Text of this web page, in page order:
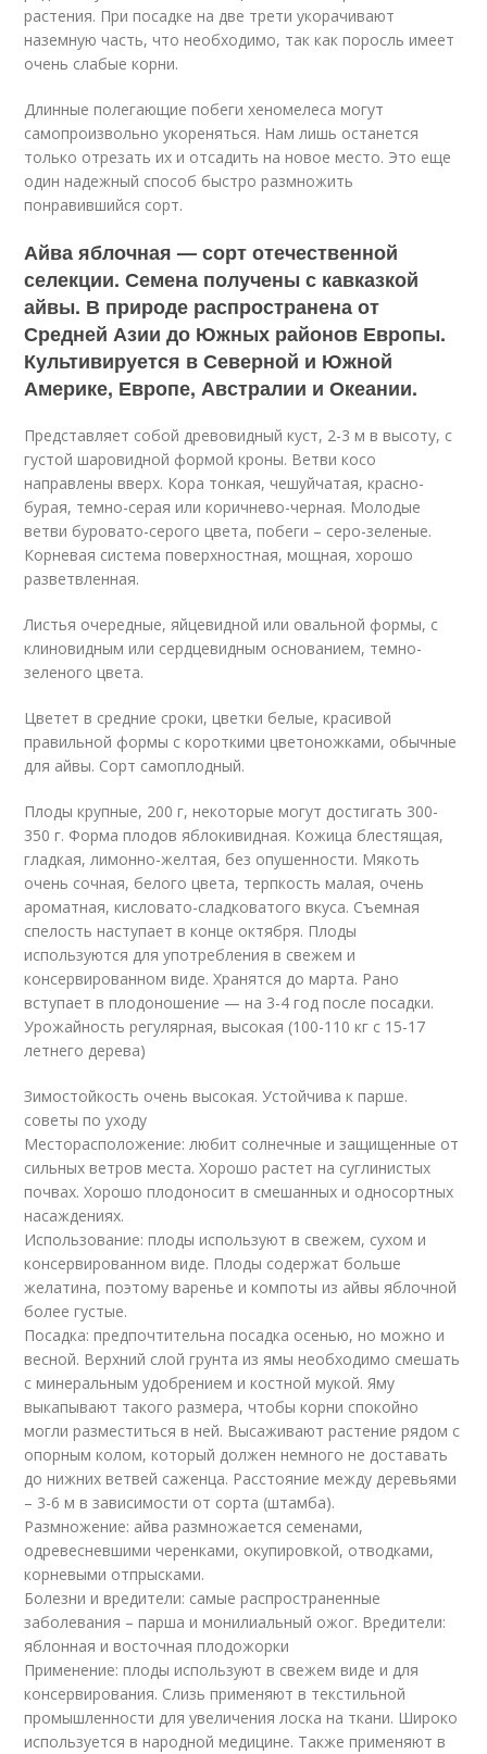
растения. При посадке на две трети укорачивают
наземную часть, что необходимо, так как поросль имеет
очень слабые корни.
Длинные полегающие побеги хеномелеса могут
самопроизвольно укореняться. Нам лишь останется
только отрезать их и отсадить на новое место. Это еще
один надежный способ быстро размножить
понравившийся сорт.
Айва яблочная — сорт отечественной
селекции. Семена получены с кавказкой
айвы. В природе распространена от
Средней Азии до Южных районов Европы.
Культивируется в Северной и Южной
Америке, Европе, Австралии и Океании.
Представляет собой древовидный куст, 2-3 м в высоту, с
густой шаровидной формой кроны. Ветви косо
направлены вверх. Кора тонкая, чешуйчатая, красно-
бурая, темно-серая или коричнево-черная. Молодые
ветви буровато-серого цвета, побеги – серо-зеленые.
Корневая система поверхностная, мощная, хорошо
разветвленная.
Листья очередные, яйцевидной или овальной формы, с
клиновидным или сердцевидным основанием, темно-
зеленого цвета.
Цветет в средние сроки, цветки белые, красивой
правильной формы с короткими цветоножками, обычные
для айвы. Сорт самоплодный.
Плоды крупные, 200 г, некоторые могут достигать 300-
350 г. Форма плодов яблокивидная. Кожица блестящая,
гладкая, лимонно-желтая, без опушенности. Мякоть
очень сочная, белого цвета, терпкость малая, очень
ароматная, кисловато-сладковатого вкуса. Съемная
спелость наступает в конце октября. Плоды
используются для употребления в свежем и
консервированном виде. Хранятся до марта. Рано
вступает в плодоношение — на 3-4 год после посадки.
Урожайность регулярная, высокая (100-110 кг с 15-17
летнего дерева)
Зимостойкость очень высокая. Устойчива к парше.
советы по уходу
Месторасположение: любит солнечные и защищенные от
сильных ветров места. Хорошо растет на суглинистых
почвах. Хорошо плодоносит в смешанных и односортных
насаждениях.
Использование: плоды используют в свежем, сухом и
консервированном виде. Плоды содержат больше
желатина, поэтому варенье и компоты из айвы яблочной
более густые.
Посадка: предпочтительна посадка осенью, но можно и
весной. Верхний слой грунта из ямы необходимо смешать
с минеральным удобрением и костной мукой. Яму
выкапывают такого размера, чтобы корни спокойно
могли разместиться в ней. Высаживают растение рядом с
опорным колом, который должен немного не доставать
до нижних ветвей саженца. Расстояние между деревьями
– 3-6 м в зависимости от сорта (штамба).
Размножение: айва размножается семенами,
одревесневшими черенками, окупировкой, отводками,
корневыми отпрысками.
Болезни и вредители: самые распространенные
заболевания – парша и монилиальный ожог. Вредители:
яблонная и восточная плодожорки
Применение: плоды используют в свежем виде и для
консервирования. Слизь применяют в текстильной
промышленности для увеличения лоска на ткани. Широко
используется в народной медицине. Также применяют в